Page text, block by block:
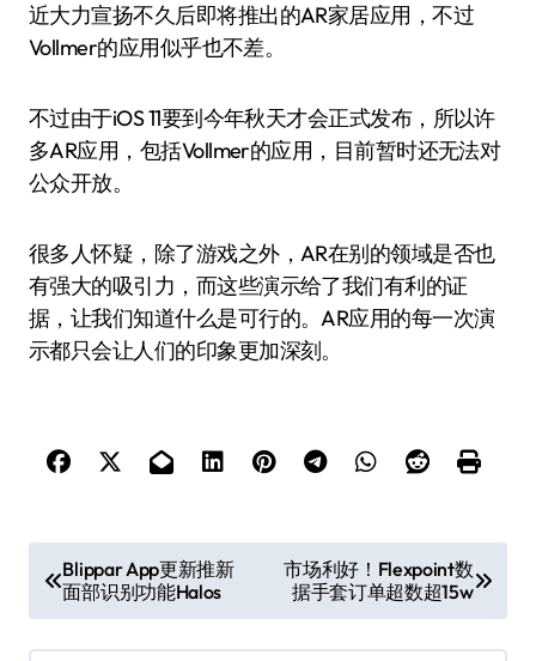
近大力宣扬不久后即将推出的AR家居应用，不过
Vollmer的应用似乎也不差。
不过由于iOS 11要到今年秋天才会正式发布，所以许
多AR应用，包括Vollmer的应用，目前暂时还无法对
公众开放。
很多人怀疑，除了游戏之外，AR在别的领域是否也
有强大的吸引力，而这些演示给了我们有利的证
据，让我们知道什么是可行的。AR应用的每一次演
示都只会让人们的印象更加深刻。
章
导
Blippar App更新推新
面部识别功能Halos
市场利好！Flexpoint数
据手套订单超数超15w